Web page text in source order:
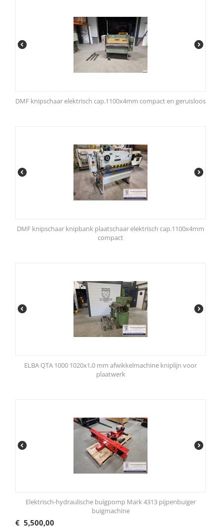
DMF knipschaar elektrisch cap.1100x4mm compact en geruisloos
DMF knipschaar knipbank plaatschaar elektrisch cap.1100x4mm
compact
ELBA QTA 1000 1020x1,0 mm afwikkelmachine kniplijn voor
plaatwerk
Elektrisch-hydraulische buigpomp Mark 4313 pijpenbuiger
buigmachine
€ 5,500,00